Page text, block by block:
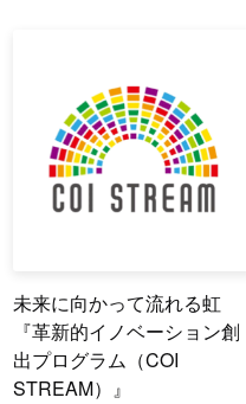
未来に向かって流れる虹
『革新的イノベーション創
出プログラム（COI
STREAM）』